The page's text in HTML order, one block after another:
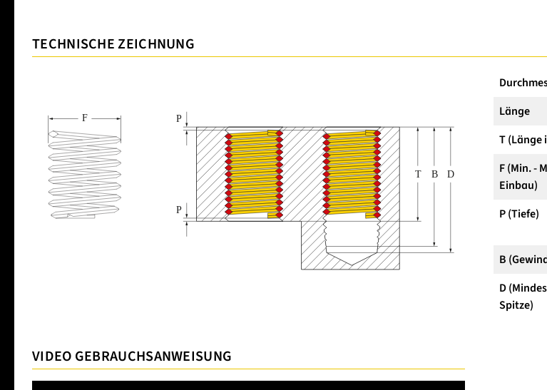
TECHNISCHE ZEICHNUNG
Länge
T (Länge
F (Min. -
Einbau)
P (Tiefe)
B
D
Spitze)
VIDEO GEBRAUCHSANWEISUNG